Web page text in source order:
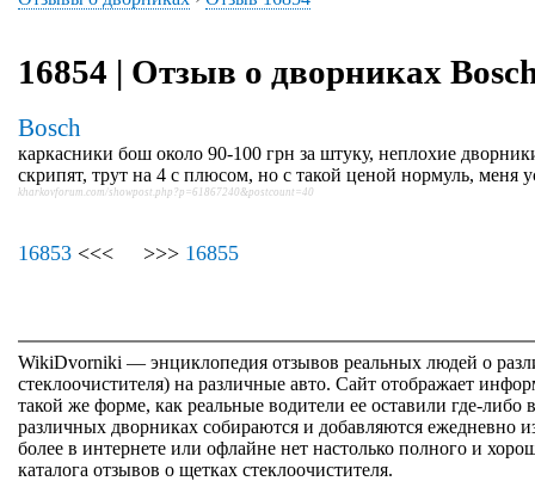
16854 | Отзыв о дворниках
Bosch
каркасники бош около 90-100 грн за штуку, неплохие
скрипят, трут на 4 с плюсом, но с такой ценой нормуль, меня
kharkovforum.com/showpost.php?p=61867240&postcount=40
16853 <<< >>> 16855
WikiDvorniki — энциклопедия отзывов реальных людей о
стеклоочистителя) на различные авто. Сайт отображает
такой же форме, как реальные водители ее оставили где-либо
различных дворниках собираются и добавляются ежедневно
более в интернете или офлайне нет настолько полного и
каталога отзывов о щетках стеклоочистителя.